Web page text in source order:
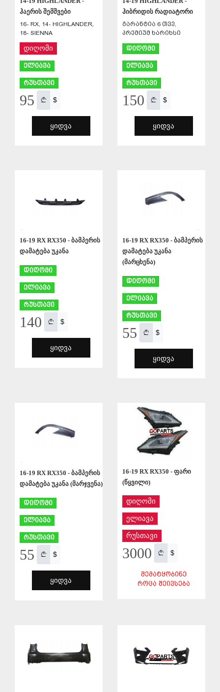
ჰაერის შემშვები
16- RX, 14- HIGHLANDER,
18- SIENNA
დიღომი
ელიავა
რუსთავი
95 $
ᲧᲘᲓᲕᲐ
ჰიბრიდის რადიატორი
გარანტია 6 თვე,
პრემიუმ ხარიხსი
დიღომი
ელიავა
რუსთავი
150 $
ᲧᲘᲓᲕᲐ
16-19 RX RX350 - ბამპერის
დამატება უკანა
დიღომი
ელიავა
რუსთავი
140 $
ᲧᲘᲓᲕᲐ
16-19 RX RX350 - ბამპერის
დამატება უკანა
(მარცხენა)
დიღომი
ელიავა
რუსთავი
55 $
ᲧᲘᲓᲕᲐ
16-19 RX RX350 - ბამპერის
დამატება უკანა (მარჯვენა)
დიღომი
ელიავა
რუსთავი
55 $
ᲧᲘᲓᲕᲐ
16-19 RX RX350 - ფარი
(წყვილი)
დიღომი
ელიავა
რუსთავი
3000 $
ᲨᲔᲛᲐᲢᲧᲝᲑᲘᲜᲔ
ᲠᲝᲪᲐ ᲨᲔᲘᲕᲡᲔᲑᲐ